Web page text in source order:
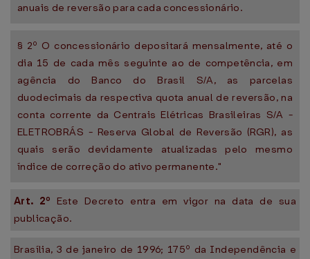
anuais de reversão para cada concessionário.
§ 2º O concessionário depositará mensalmente, até o
dia 15 de cada mês seguinte ao de competência, em
agência do Banco do Brasil S/A, as parcelas
duodecimais da respectiva quota anual de reversão, na
conta corrente da Centrais Elétricas Brasileiras S/A -
ELETROBRÁS - Reserva Global de Reversão (RGR), as
quais serão devidamente atualizadas pelo mesmo
índice de correção do ativo permanente."
Art. 2º Este Decreto entra em vigor na data de sua
publicação.
Brasília, 3 de janeiro de 1996; 175º da Independência e